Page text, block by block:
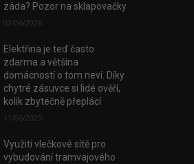
záda? Pozor na sklapovačky
02/06/2026
Elektřina je teď často
zdarma a většina
domácností o tom neví. Díky
chytré zásuvce si lidé ověří,
kolik zbytečně přeplácí
11/06/2025
Využití vlečkové sítě pro
vybudování tramvajového